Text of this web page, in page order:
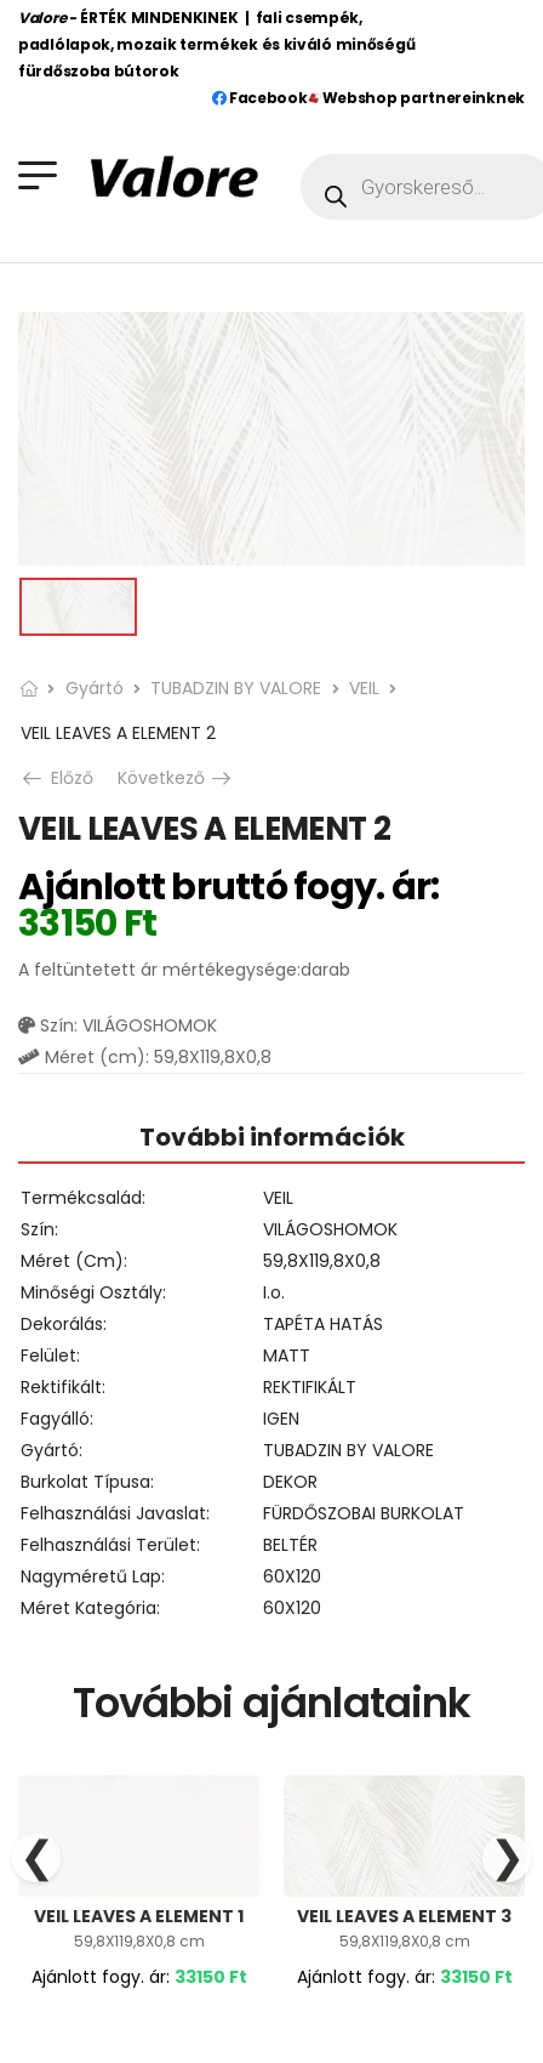
Valore - ÉRTÉK MINDENKINEK | fali csempék,
padlólapok, mozaik termékek és kiváló minőségű
fürdőszoba bútorok
Facebook
Webshop partnereinknek
Gyártó TUBADZIN BY VALORE
VEIL
VEIL LEAVES A ELEMENT 2
Előző
Következő
VEIL LEAVES A ELEMENT 2
Ajánlott bruttó fogy. ár:
33150Ft
A feltüntetett ár mértékegysége:darab
Szín: VILÁGOSHOMOK
Méret (cm): 59,8X119,8X0,8
További információk
Termékcsalád
VEIL
Szín
VILÁGOSHOMOK
Méret (cm)
59,8X119,8X0,8
Minőségi Osztály
I.o.
Dekorálás
TAPÉTA HATÁS
Felület
MATT
Rektifikált
REKTIFIKÁLT
Fagyálló
IGEN
Gyártó
TUBADZIN BY VALORE
Burkolat Típusa
DEKOR
Felhasználási Javaslat
FÜRDŐSZOBAI BURKOLAT
Felhasználási Terület
BELTÉR
Nagyméretű Lap
60X120
Méret Kategória
60X120
További ajánlataink
VEIL LEAVES A ELEMENT 1
59,8X119,8X0,8 cm
Ajánlott fogy. ár: 33150 Ft
VEIL LEAVES A ELEMENT 3
59,8X119,8X0,8 cm
Ajánlott fogy. ár: 33150 Ft
❮ ❯